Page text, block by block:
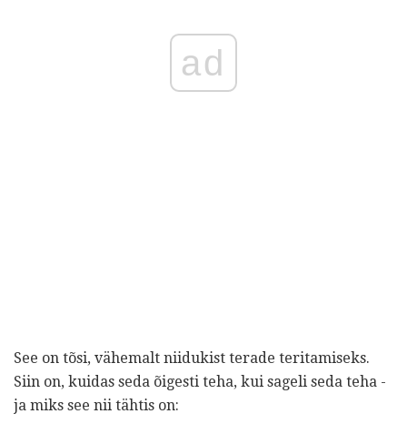
ad
See on tõsi, vähemalt niidukist terade teritamiseks.
Siin on, kuidas seda õigesti teha, kui sageli seda teha -
ja miks see nii tähtis on: